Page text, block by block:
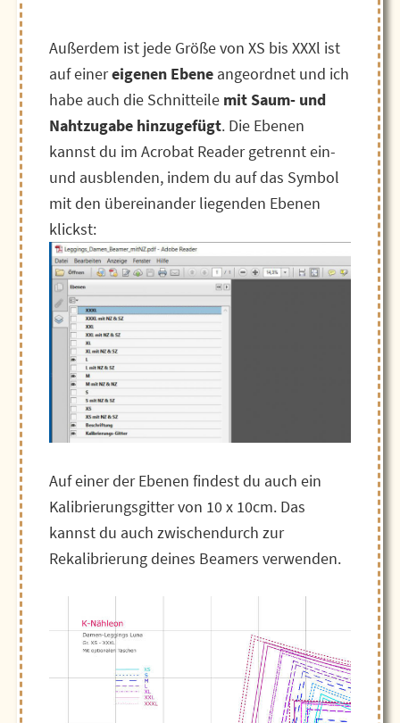
Außerdem ist jede Größe von XS bis XXXl ist
auf einereigenen Ebeneangeordnet und ich
habe auch die Schnitteile mit Saum- und
Nahtzugabe hinzugefügt. Die Ebenen
kannst du im Acrobat Reader getrennt ein-
und ausblenden, indem du auf das Symbol
mit den übereinander liegenden Ebenen
klickst:
Auf einer der Ebenen findest du auch ein
Kalibrierungsgitter von 10 x 10cm. Das
kannst du auch zwischendurch zur
Rekalibrierung deines Beamers verwenden.